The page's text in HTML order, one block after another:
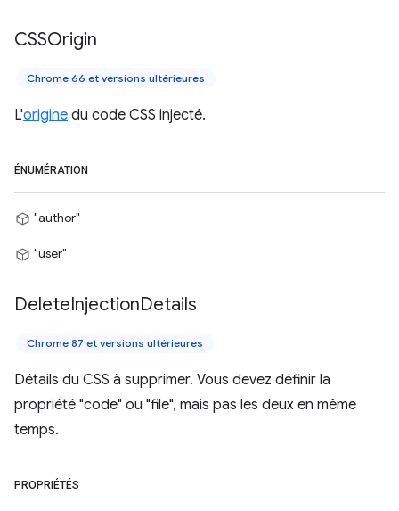
CSSOrigin
Chrome 66 et versions ultérieures
L'origine du code CSS injecté.
ÉNUMÉRATION
"author"
"user"
DeleteInjectionDetails
Chrome 87 et versions ultérieures
Détails du CSS à supprimer. Vous devez définir la
propriété "code" ou "file", mais pas les deux en même
temps.
PROPRIÉTÉS